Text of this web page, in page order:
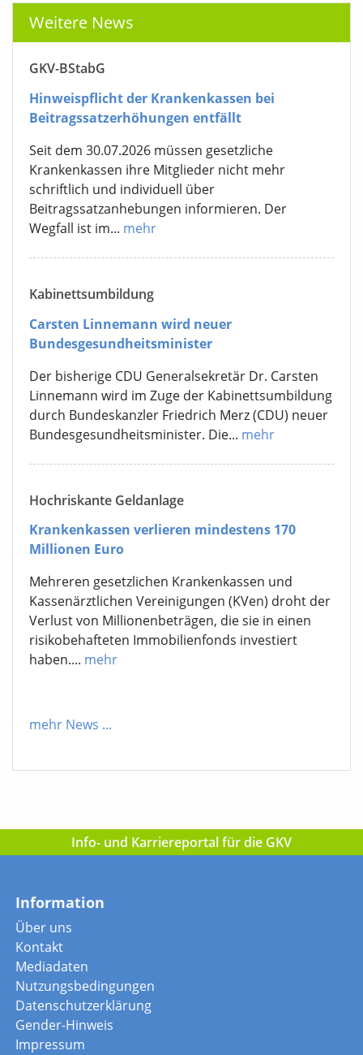
Weitere News
GKV-BStabG
Hinweispflicht der Krankenkassen bei
Beitragssatzerhöhungen entfällt
Seit dem 30.07.2026 müssen gesetzliche
Krankenkassen ihre Mitglieder nicht mehr
schriftlich und individuell über
Beitragssatzanhebungen informieren. Der
Wegfall ist im... mehr
Kabinettsumbildung
Carsten Linnemann wird neuer
Bundesgesundheitsminister
Der bisherige CDU Generalsekretär Dr. Carsten
Linnemann wird im Zuge der Kabinettsumbildung
durch Bundeskanzler Friedrich Merz (CDU) neuer
Bundesgesundheitsminister. Die... mehr
Hochriskante Geldanlage
Krankenkassen verlieren mindestens 170
Millionen Euro
Mehreren gesetzlichen Krankenkassen und
Kassenärztlichen Vereinigungen (KVen) droht der
Verlust von Millionenbeträgen, die sie in einen
risikobehafteten Immobilienfonds investiert
haben.... mehr
mehr News ...
Info- und Karriereportal für die GKV
Information
Über uns
Kontakt
Mediadaten
Nutzungsbedingungen
Datenschutzerklärung
Gender-Hinweis
Impressum